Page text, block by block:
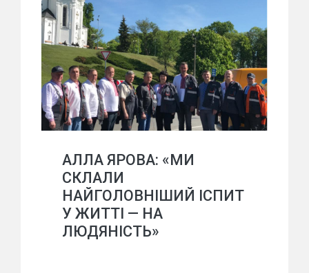
АЛЛА ЯРОВА: «МИ
СКЛАЛИ
НАЙГОЛОВНІШИЙ ІСПИТ
У ЖИТТІ — НА
ЛЮДЯНІСТЬ»